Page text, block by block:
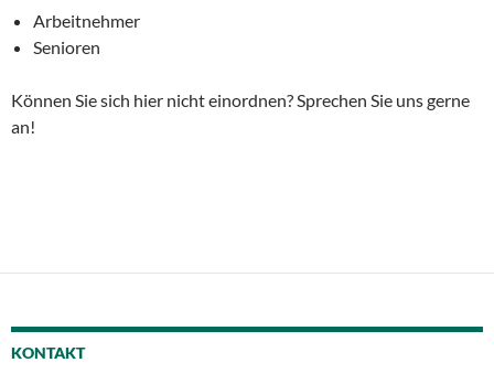
Arbeitnehmer
Senioren
Können Sie sich hier nicht einordnen? Sprechen Sie uns gerne
an!
KONTAKT